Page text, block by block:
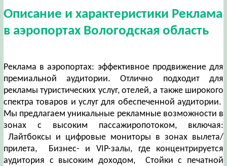
Описание и характеристики Реклама
в аэропортах Вологодская область
Реклама в аэропортах: эффективное продвижение для
премиальной аудитории. Отлично подходит для
рекламы туристических услуг, отелей, а также широкого
спектра товаров и услуг для обеспеченной аудитории.
Мы предлагаем уникальные рекламные возможности в
зонах с высоким пассажиропотоком, включая:
Лайтбоксы и цифровые мониторы в зонах вылета/
прилета, Бизнес- и VIP-залы, где концентрируется
аудитория с высоким доходом, Стойки с печатной